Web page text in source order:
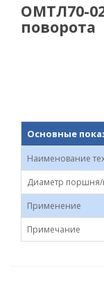
ОМТЛ70-
поворота
Основные
Наименование
Диаметр поршня/
Применение
Примечание